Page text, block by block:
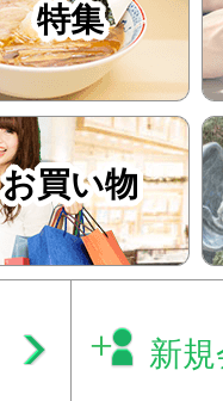
特集
お買い物
新